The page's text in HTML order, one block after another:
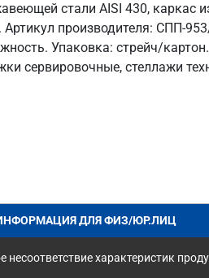
стали AISI 430, каркас
Артикул производителя: СПП-
Упаковка: стрейч/
сервировочные, стеллажи
ДЛЯ ФИЗ/ЮР.ЛИЦ
несоответствие характеристик